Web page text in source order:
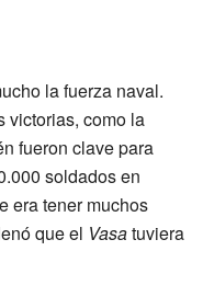
la fuerza naval.
victorias, como la
fueron clave para
soldados en
era tener muchos
que el Vasatuviera